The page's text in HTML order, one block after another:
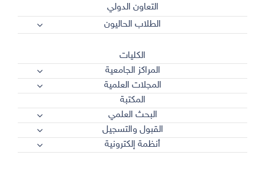
التعاون الدولي
الطلاب الحاليون
الكليات
المراكز الجامعية
المجلات العلمية
المكتبة
البحث العلمي
القبول والتسجيل
أنظمة إلكترونية